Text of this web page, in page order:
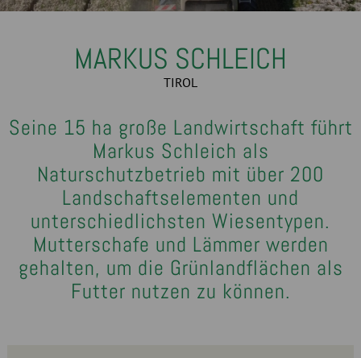
MARKUS SCHLEICH
TIROL
Seine 15 ha große Landwirtschaft führt
Markus Schleich als
Naturschutzbetrieb mit über 200
Landschaftselementen und
unterschiedlichsten Wiesentypen.
Mutterschafe und Lämmer werden
gehalten, um die Grünlandflächen als
Futter nutzen zu können.